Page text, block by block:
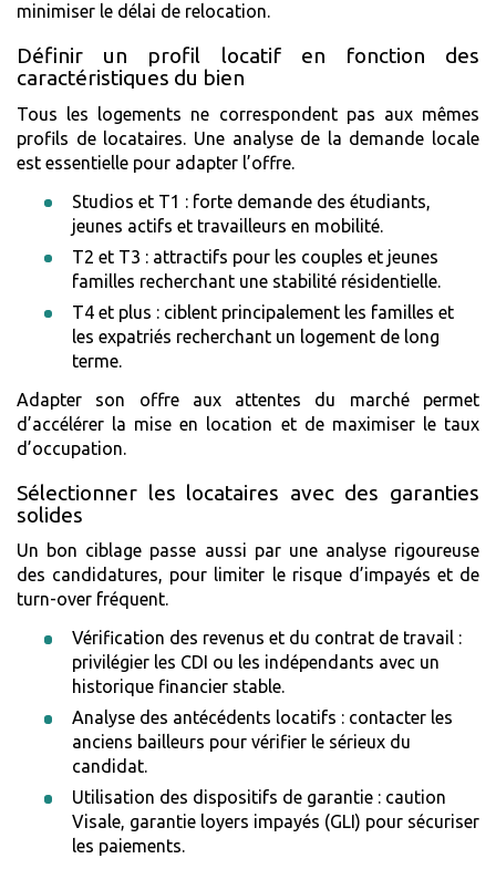
minimiser le délai de relocation.
Définir un profil locatif en fonction des
caractéristiques du bien
Tous les logements ne correspondent pas aux mêmes
profils de locataires. Une analyse de la demande locale
est essentielle pour adapter l’offre.
Studios et T1 : forte demande des étudiants,
jeunes actifs et travailleurs en mobilité.
T2 et T3 : attractifs pour les couples et jeunes
familles recherchant une stabilité résidentielle.
T4 et plus : ciblent principalement les familles et
les expatriés recherchant un logement de long
terme.
Adapter son offre aux attentes du marché permet
d’accélérer la mise en location et de maximiser le taux
d’occupation.
Sélectionner les locataires avec des garanties
solides
Un bon ciblage passe aussi par une analyse rigoureuse
des candidatures, pour limiter le risque d’impayés et de
turn-over fréquent.
Vérification des revenus et du contrat de travail :
privilégier les CDI ou les indépendants avec un
historique financier stable.
Analyse des antécédents locatifs : contacter les
anciens bailleurs pour vérifier le sérieux du
candidat.
Utilisation des dispositifs de garantie : caution
Visale, garantie loyers impayés (GLI) pour sécuriser
les paiements.